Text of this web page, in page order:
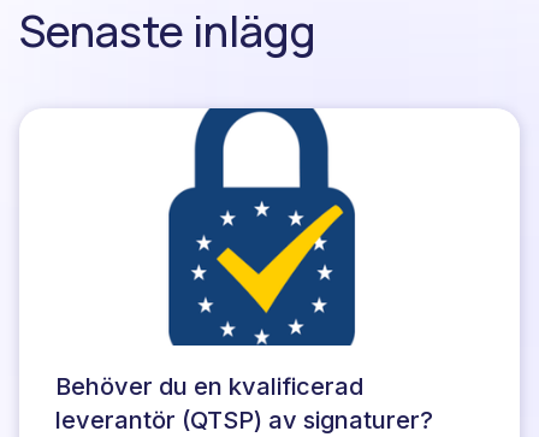
Senaste inlägg
Behöver du en kvalificerad
leverantör (QTSP) av signaturer?